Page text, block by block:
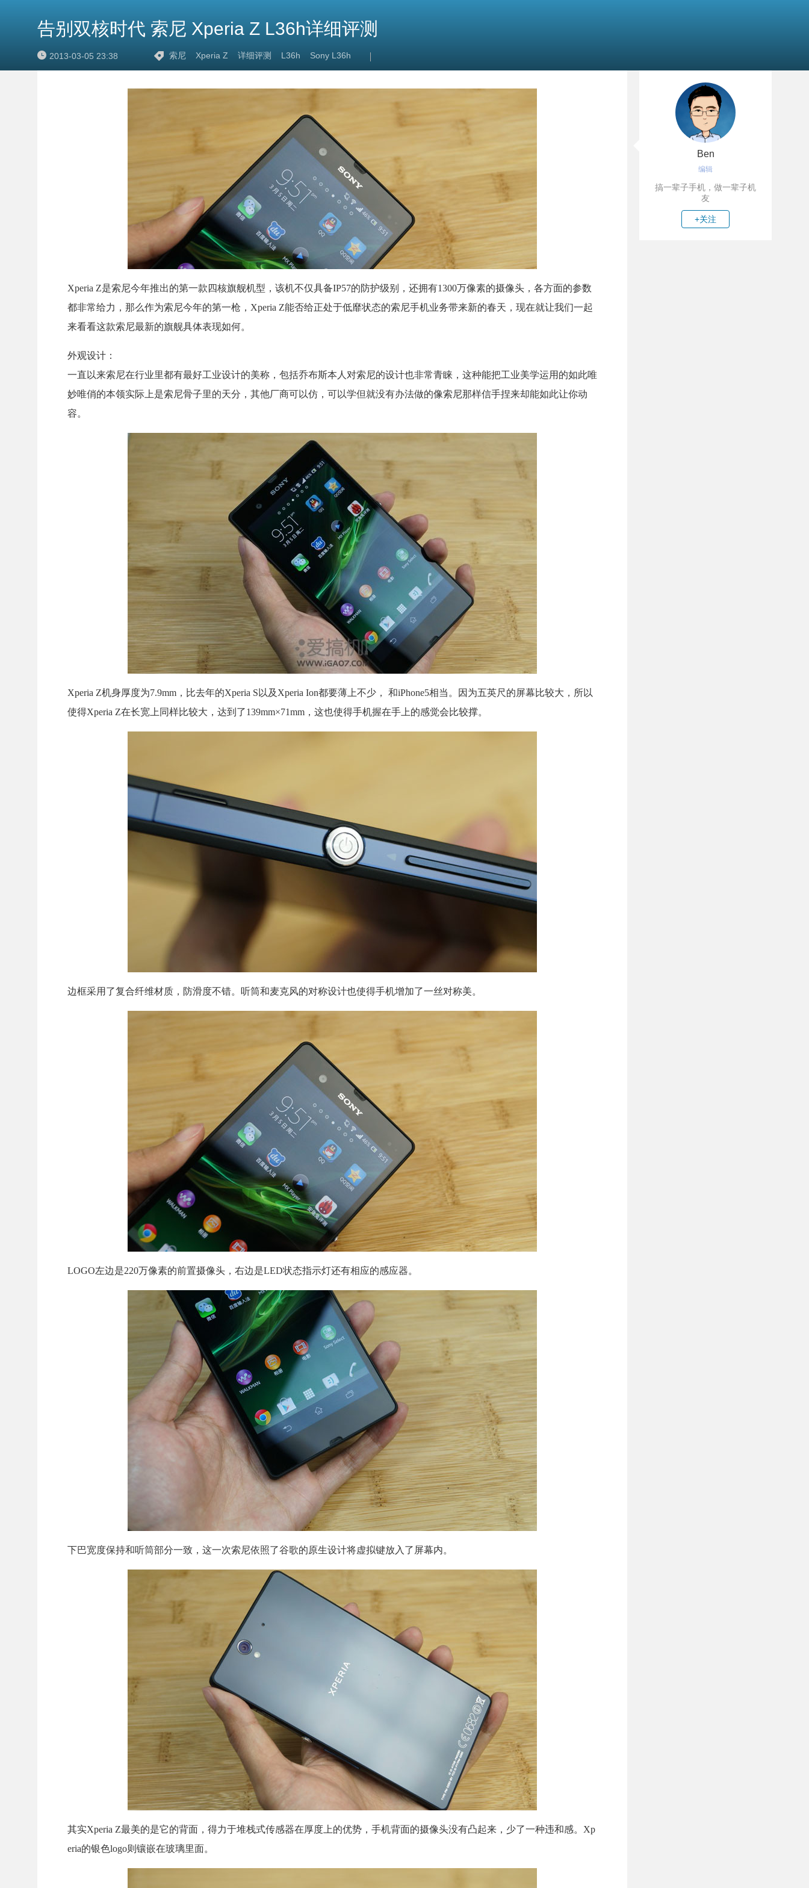
告别双核时代 索尼 Xperia Z L36h详细评测
2013-03-05 23:38 索尼 Xperia Z 详细评测 L36h Sony L36h
Xperia Z是索尼今年推出的第一款四核旗舰机型，该机不仅具备IP57的防护级别，还拥有1300万像素的摄像头，各方面的参数
都非常给力，那么作为索尼今年的第一枪，Xperia Z能否给正处于低靡状态的索尼手机业务带来新的春天，现在就让我们一起
来看看这款索尼最新的旗舰具体表现如何。
外观设计：
一直以来索尼在行业里都有最好工业设计的美称，包括乔布斯本人对索尼的设计也非常青睐，这种能把工业美学运用的如此唯
妙唯俏的本领实际上是索尼骨子里的天分，其他厂商可以仿，可以学但就没有办法做的像索尼那样信手捏来却能如此让你动
容。
Xperia Z机身厚度为7.9mm，比去年的Xperia S以及Xperia Ion都要薄上不少， 和iPhone5相当。因为五英尺的屏幕比较大，所以
使得Xperia Z在长宽上同样比较大，达到了139mm×71mm，这也使得手机握在手上的感觉会比较撑。
边框采用了复合纤维材质，防滑度不错。听筒和麦克风的对称设计也使得手机增加了一丝对称美。
LOGO左边是220万像素的前置摄像头，右边是LED状态指示灯还有相应的感应器。
下巴宽度保持和听筒部分一致，这一次索尼依照了谷歌的原生设计将虚拟键放入了屏幕内。
其实Xperia Z最美的是它的背面，得力于堆栈式传感器在厚度上的优势，手机背面的摄像头没有凸起来，少了一种违和感。Xp
eria的银色logo则镶嵌在玻璃里面。
Ben
编辑
搞一辈子手机，做一辈子机
友
+关注